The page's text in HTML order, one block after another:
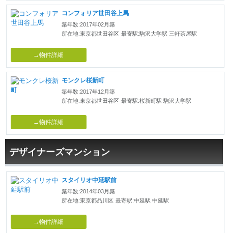
コンフォリア世田谷上馬
築年数:2017年02月築
所在地:東京都世田谷区 最寄駅:駒沢大学駅 三軒茶屋駅
→物件詳細
モンクレ桜新町
築年数:2017年12月築
所在地:東京都世田谷区 最寄駅:桜新町駅 駒沢大学駅
→物件詳細
デザイナーズマンション
スタイリオ中延駅前
築年数:2014年03月築
所在地:東京都品川区 最寄駅:中延駅 中延駅
→物件詳細